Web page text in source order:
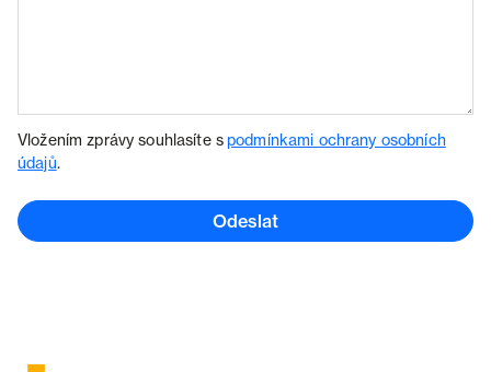
Vložením zprávy souhlasíte spodmínkami ochrany osobních
údajů.
Odeslat